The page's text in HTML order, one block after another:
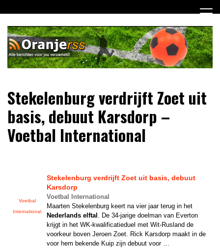
naar
inhoud
Oranje RSS
niets meer van het Nederlands Elftal op weg naar het EK
2012!
Stekelenburg verdrijft Zoet uit
basis, debuut Karsdorp –
Voetbal International
Voetbal
International
Stekelenburg verdrijft Zoet uit basis, debuut
Karsdorp
Voetbal International
Maarten Stekelenburg keert na vier jaar terug in het
Nederlands elftal . De 34-jarige doelman van Everton
krijgt in het WK-kwalificatieduel met Wit-Rusland de
voorkeur boven Jeroen Zoet. Rick Karsdorp maakt in de
voor hem bekende Kuip zijn debuut voor …